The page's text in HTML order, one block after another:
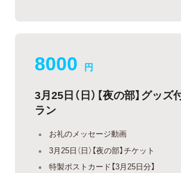
8000 円
3月25日（日）【夜の部】グッ
ラン
お礼のメッセージ動画
3月25日（日）【夜の部】チケット
特製ポストカード【3月25日分】